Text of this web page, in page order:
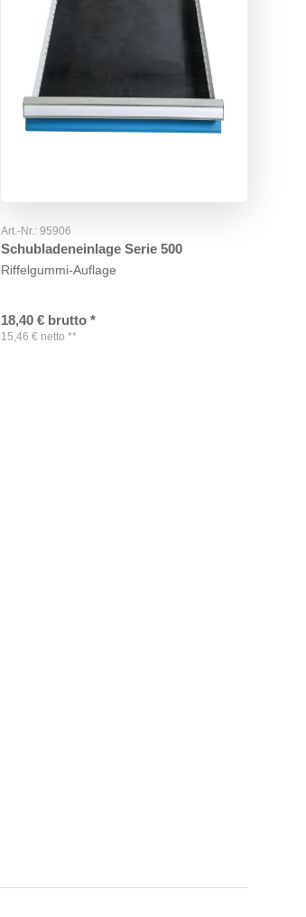
Art.-Nr.: 95906
Schubladeneinlage Serie 500
Riffelgummi-Auflage
18,40 € brutto *
15,46 € netto **